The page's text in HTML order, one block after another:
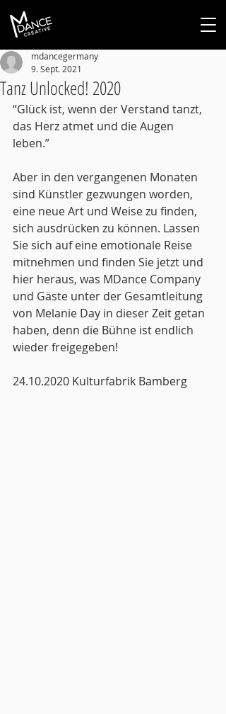
Tanz Unlocked! 2020
mdancegermany
9. Sept. 2021
“Glück ist, wenn der Verstand tanzt,
das Herz atmet und die Augen
leben.”
Aber in den vergangenen Monaten
sind Künstler gezwungen worden,
eine neue Art und Weise zu finden,
sich ausdrücken zu können. Lassen
Sie sich auf eine emotionale Reise
mitnehmen und finden Sie jetzt und
hier heraus, was MDance Company
und Gäste unter der Gesamtleitung
von Melanie Day in dieser Zeit getan
haben, denn die Bühne ist endlich
wieder freigegeben!
24.10.2020 Kulturfabrik Bamberg